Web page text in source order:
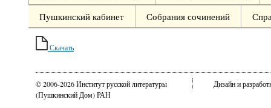
Пушкинский кабинет
Собрания сочинений
Скачать
© 2006-2026 Институт русской литературы
(Пушкинский Дом) РАН
Дизайн и